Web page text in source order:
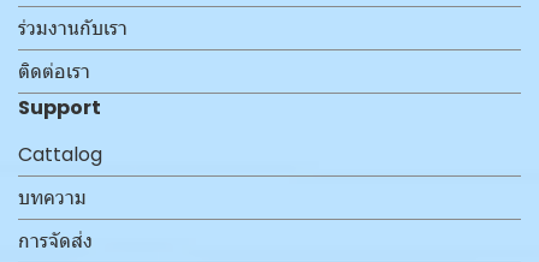
ร่วมงานกับเรา
ติดต่อเรา
Support
Cattalog
บทความ
การจัดส่ง